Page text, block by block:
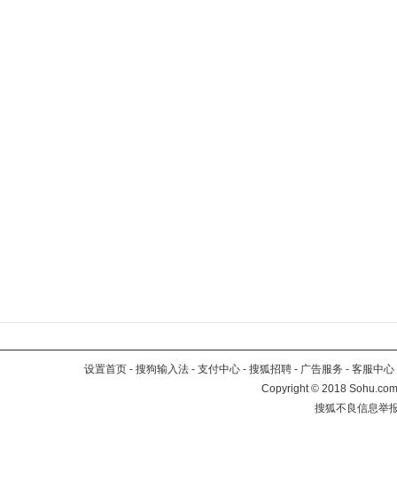
设置首页 - 搜狗输入法 - 支付中心 - 搜狐招聘 - 广告服务 - 客服中心
Copyright©2018
搜狐不良信息举